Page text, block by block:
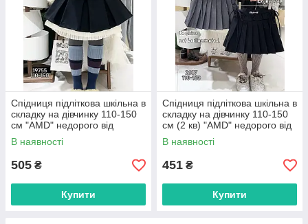
Спідниця підліткова шкільна в
складку на дівчинку 110-150
см "AMD" недорого від
прямого постачальника
В наявності
505 ₴
Купити
Спідниця підліткова шкільна в
складку на дівчинку 110-150
см (2 кв) "AMD" недорого від
прямого постачальника
В наявності
451 ₴
Купити